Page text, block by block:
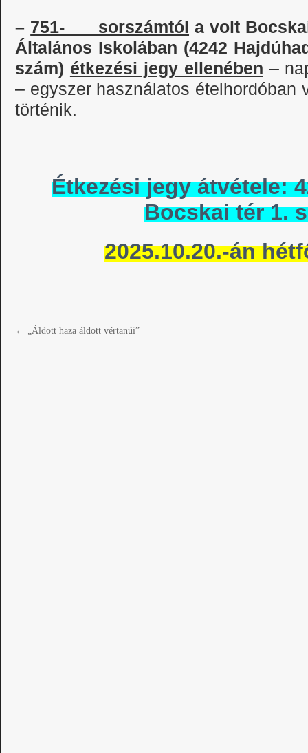
– 751- sorszámtól a volt
Általános Iskolában (4242
szám) étkezési jegy ellenében –
– egyszer használatos ételhordóban
történik.
Étkezési jegy átvétele:
Bocskai tér 1.
2025.10.20.-án
← „Áldott haza áldott vértanúi”